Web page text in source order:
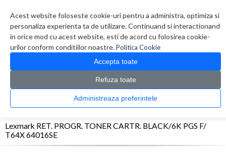
Acest website foloseste cookie-uri pentru a administra, optimiza si
personaliza experienta ta de utilizare. Continuand si interactionand
in orice mod cu acest website, esti de acord cu folosirea cookie-
urilor conform conditiilor noastre.Politica Cookie
Accepta toate
Refuza toate
Administreaza preferintele
0 produs(e)
CATALOG PRODUSE
Consumabile originale > Toner > Lexmark RET. PROGR. TONER CARTR.
Lexmark RET. PROGR. TONER CARTR. BLACK/6K PGS F/
T64X 64016SE